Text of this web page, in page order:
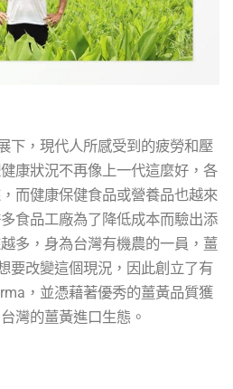
下，現代人所感受到的疲勞和壓
康狀況不再像上一代這麼好，各
而健康保健食品或營養品也越來
食品工廠為了降低成本而驗出添
多，身為台灣有機農的一員，薑
要改變這個現況，因此創立了有
，並憑藉著優秀的薑黃品質獲
灣的薑黃進口生態。